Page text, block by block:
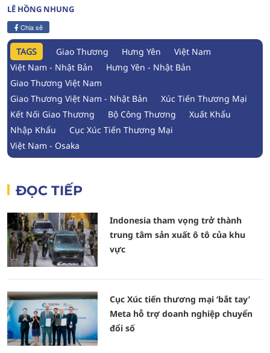
LÊ HỒNG NHUNG
Chia sẻ
TAGS Giao Thương Hưng Yên
Việt Nam
Việt Nam - Nhật Bản
Hưng Yên - Nhật Bản
Giao Thương Việt Nam
Giao Thương Việt Nam - Nhật Bản
Xúc Tiến Thương Mại
Kết Nối Giao Thương
Bộ Công Thương
Xuất Khẩu
Nhập Khẩu
Cục Xúc Tiến Thương Mại
Việt Nam - Osaka
ĐỌC TIẾP
Indonesia tham vọng trở thành
trung tâm sản xuất ô tô của khu
vực
Cục Xúc tiến thương mại ‘bắt tay’
Meta hỗ trợ doanh nghiệp chuyển
đổi số